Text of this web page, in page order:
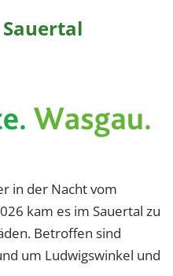
in der Nacht vom
kam es im Sauertal zu
Betroffen sind
um Ludwigswinkel und